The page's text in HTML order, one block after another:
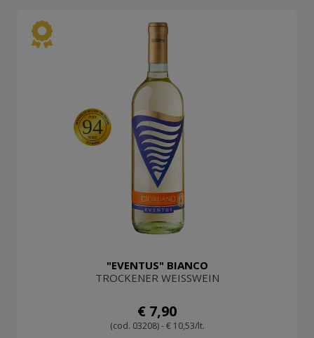
94
"EVENTUS" BIANCO
TROCKENER WEISSWEIN
€ 7,90
(cod. 03208) - € 10,53/lt.